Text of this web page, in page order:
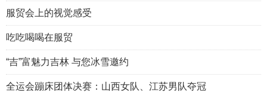
服贸会上的视觉感受
吃吃喝喝在服贸
“吉”富魅力吉林 与您冰雪邀约
全运会蹦床团体决赛：山西女队、江苏男队夺冠